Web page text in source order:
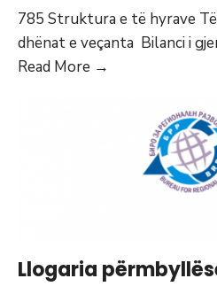
785 Struktura e të hyrave
dhënat e veçanta Bilanci i
Read More →
Llogaria